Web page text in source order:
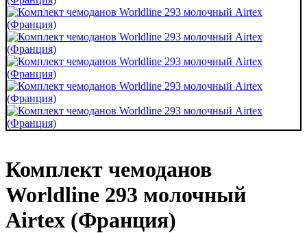
Комплект чемоданов
Worldline 293 молочный
Airtex (Франция)